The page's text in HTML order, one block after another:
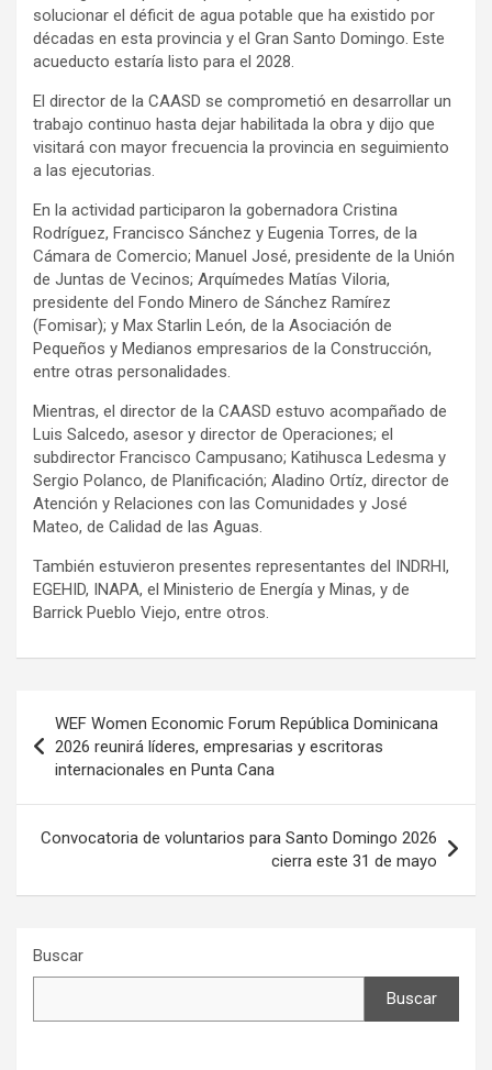
solucionar el déficit de agua potable que ha existido por
décadas en esta provincia y el Gran Santo Domingo. Este
acueducto estaría listo para el 2028.
El director de la CAASD se comprometió en desarrollar un
trabajo continuo hasta dejar habilitada la obra y dijo que
visitará con mayor frecuencia la provincia en seguimiento
a las ejecutorias.
En la actividad participaron la gobernadora Cristina
Rodríguez, Francisco Sánchez y Eugenia Torres, de la
Cámara de Comercio; Manuel José, presidente de la Unión
de Juntas de Vecinos; Arquímedes Matías Viloria,
presidente del Fondo Minero de Sánchez Ramírez
(Fomisar); y Max Starlin León, de la Asociación de
Pequeños y Medianos empresarios de la Construcción,
entre otras personalidades.
Mientras, el director de la CAASD estuvo acompañado de
Luis Salcedo, asesor y director de Operaciones; el
subdirector Francisco Campusano; Katihusca Ledesma y
Sergio Polanco, de Planificación; Aladino Ortíz, director de
Atención y Relaciones con las Comunidades y José
Mateo, de Calidad de las Aguas.
También estuvieron presentes representantes del INDRHI,
EGEHID, INAPA, el Ministerio de Energía y Minas, y de
Barrick Pueblo Viejo, entre otros.
de
entradas
WEF Women Economic Forum República Dominicana
2026 reunirá líderes, empresarias y escritoras
internacionales en Punta Cana
Convocatoria de voluntarios para Santo Domingo 2026
cierra este 31 de mayo
Buscar
Buscar